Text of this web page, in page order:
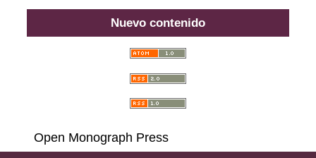
Nuevo contenido
Open Monograph Press